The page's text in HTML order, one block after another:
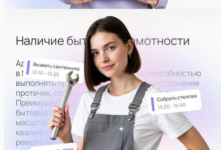
Подключить микрофон
Наличие бытовой грамотности
Администратор в вебкам студию
в Магнитогорскедолженобладать способностью
выполнять простые бытовые работы: устранение
протечек, сборку мебели, замену фильтра и т.д.
Преимуществом будет умение чинить несложные
бытовые поломки самостоятельно. Для более
масштабных задач можно вызывать
квалифицированный персонал, выполняющий
ремонт любой сложности.